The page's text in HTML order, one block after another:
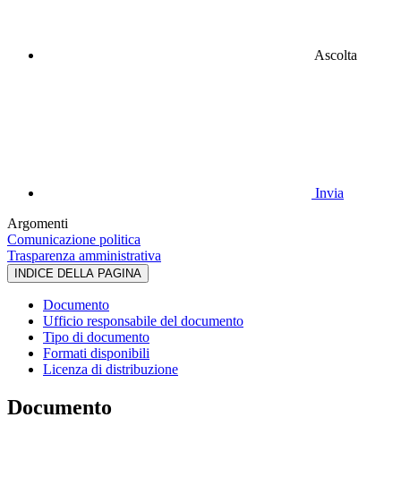
Ascolta
Invia
Argomenti
Comunicazione politica
Trasparenza amministrativa
INDICE DELLA PAGINA
Documento
Ufficio responsabile del documento
Tipo di documento
Formati disponibili
Licenza di distribuzione
Documento